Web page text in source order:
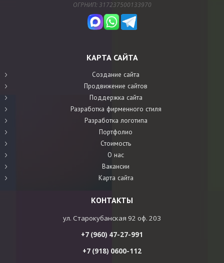
ОГРНИП: 317237500133970
КАРТА САЙТА
Создание сайта
Продвижение сайтов
Поддержка сайта
Разработка фирменного стиля
Разработка логотипа
Портфолио
Стоимость
О нас
Вакансии
Карта сайта
КОНТАКТЫ
ул. Старокубанская 92 оф. 203
+7 (960) 47-27-991
+7 (918) 0600-112